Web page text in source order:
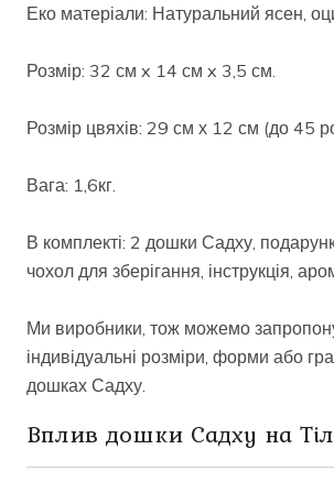
Еко матеріали: Натуральний ясен,
Розмір: 32 см x 14 см x 3,5 см.
Розмір цвяхів: 29 см х 12 см (до 45
Вага: 1,6кг.
В комплекті: 2 дошки Садху,
чохол для зберігання, інструкція,
Ми виробники, тож можемо
індивідуальні розміри, форми або
дошках Садху.
Вплив дошки Садху на